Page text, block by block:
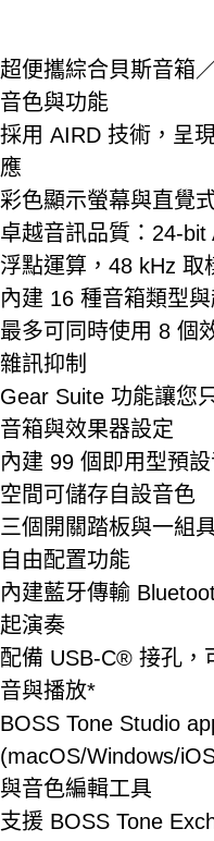
超便攜綜合貝斯音箱
音色與功能
採用 AIRD 技術，呈
應
彩色顯示螢幕與直覺
卓越音訊品質：24-
浮點運算，48 kHz 取
內建 16 種音箱類型
最多可同時使用 8 個
雜訊抑制
Gear Suite 功能讓您
音箱與效果器設定
內建 99 個即用型預
空間可儲存自設音色
三個開關踏板與一組
自由配置功能
內建藍牙傳輸
起演奏
配備 USB-C® 接孔，
音與播放*
BOSS Tone Studio
(macOS/Windows/
與音色編輯工具
支援 BOSS Tone